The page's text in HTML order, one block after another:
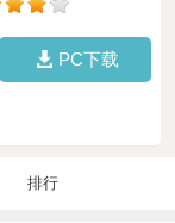
PC下载
排行